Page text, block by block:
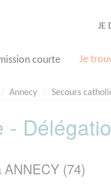
JE
courte Je
Annecy Secours
(74)